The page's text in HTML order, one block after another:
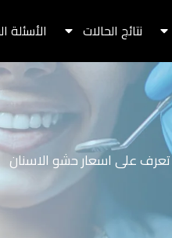
نتائج الحالات الأسئلة
تعرف على اسعار حشو الاسنان